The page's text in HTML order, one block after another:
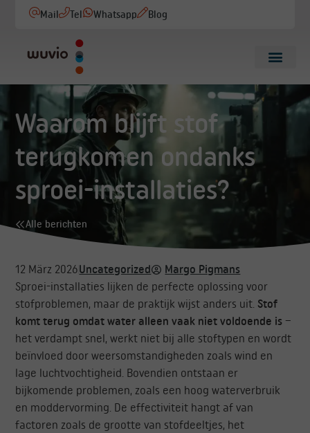
Mail Tel Whatsapp Blog
Waarom blijft stof
terugkomen ondanks
sproei-installaties?
Alle berichten
12 März 2026Uncategorized
Margo Pigmans
Sproei-installaties lijken de perfecte oplossing voor
stofproblemen, maar de praktijk wijst anders uit. Stof
komt terug omdat water alleen vaak niet voldoende is –
het verdampt snel, werkt niet bij alle stoftypen en wordt
beïnvloed door weersomstandigheden zoals wind en
lage luchtvochtigheid. Bovendien ontstaan er
bijkomende problemen, zoals een hoog waterverbruik
en moddervorming. De effectiviteit hangt af van
factoren zoals de grootte van stofdeeltjes, het